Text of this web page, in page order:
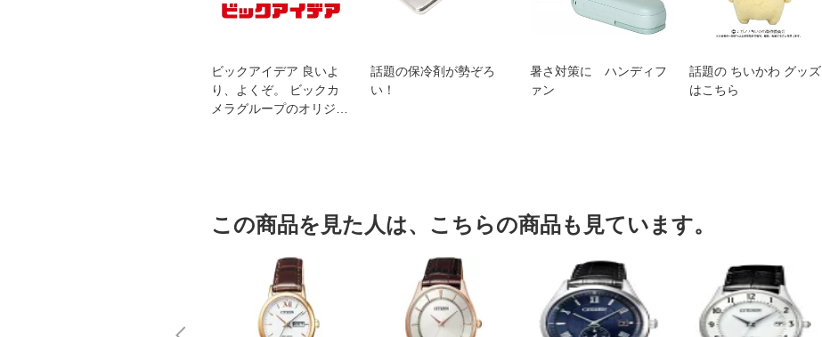
ビックアイデア 良いよ
り、よくぞ。 ビックカ
メラグループのオリジナ
話題の保冷剤が勢ぞろ
い！
暑さ対策に ハンディフ
ァン
話題の ちいかわ グッズ
はこちら
この商品を見た人は、こちらの商品も見ています。